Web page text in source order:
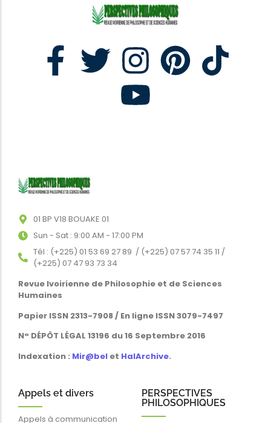
01 BP V18 BOUAKE 01
Sun - Sat : 9:00 AM - 17:00 PM
Tél : (+225) 01 53 69 27 89 / (+225) 07 57 74 35 11 /
(+225) 07 47 93 73 34
Revue Ivoirienne de Philosophie et de Sciences
Humaines
Papier ISSN 2313-7908 / En ligne ISSN 3079-7497
N° DÉPÔT LÉGAL 13196 du 16 Septembre 2016
Indexation : Mir@bel et HalArchive.
Appels et divers
Appels à communication
PERSPECTIVES
PHILOSOPHIQUES